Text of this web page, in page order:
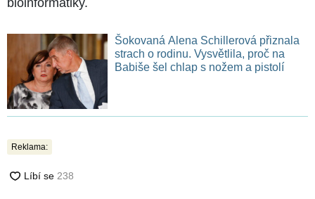
Šokovaná Alena Schillerová přiznala
strach o rodinu. Vysvětlila, proč na
Babiše šel chlap s nožem a pistolí
Reklama: